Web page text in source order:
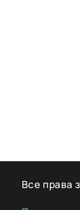
Все права